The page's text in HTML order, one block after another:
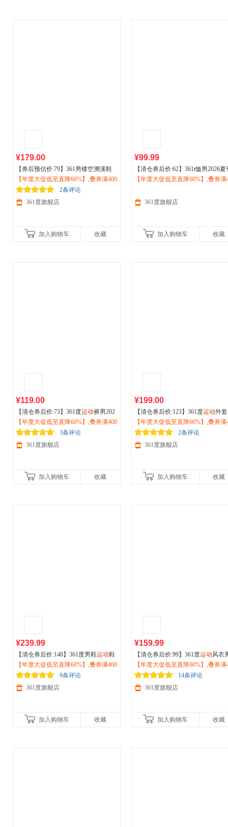
¥179.00
【券后预估价:79】361男镂空溯溪鞋
抽绳新品2026夏运动透气网面户外涉
水鞋572523307
【年度大促低至直降60%】,叠券满400
减150/600减230,立即抢购！
2条评论
361度旗舰店
加入购物车 收藏
¥99.99
【清仓券后价:62】361t恤男2026夏
新款宽松透气休闲跑步上衣圆领户
【年度大促低至直降60%】,叠券满
361度旗舰店
加入购物车 收藏
¥119.00
【清仓券后价:73】361度运动裤男202
6秋季雨屏防水抓绒U型裤休闲户外登
山徒步裤子652534704
【年度大促低至直降60%】,叠券满400
减150/600减230,立即抢购！
3条评论
361度旗舰店
加入购物车 收藏
¥199.00
【清仓券后价:123】361度运动外
2026夏季新款立领商务夹克户外防
冲锋薄款上衣652434614F
【年度大促低至直降60%】,叠券满
减150/600减230,立即抢购！
2条评论
361度旗舰店
加入购物车 收藏
¥239.99
【清仓券后价:148】361度男鞋运动鞋
2026秋冬季新款户外徒步鞋减震耐磨
越野跑步鞋672532214
【年度大促低至直降60%】,叠券满400
减150/600减230,立即抢购！
9条评论
361度旗舰店
加入购物车 收藏
¥159.99
【清仓券后价:99】361度运动风衣
026秋季新款运动夹克男士 户外登
步防风上衣652534601
【年度大促低至直降60%】,叠券满
减150/600减230,立即抢购！
14条评论
361度旗舰店
加入购物车 收藏